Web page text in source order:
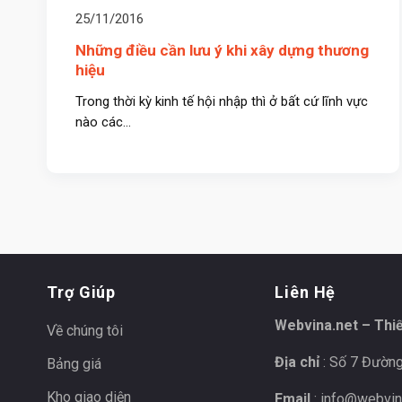
25/11/2016
Những điều cần lưu ý khi xây dựng thương
hiệu
Trong thời kỳ kinh tế hội nhập thì ở bất cứ lĩnh vực
nào các...
Trợ Giúp
Về chúng tôi
Bảng giá
Kho giao diện
Liên Hệ
Webvina.net –
Địa chỉ : Số 7